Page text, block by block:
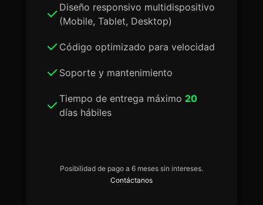
Diseño responsivo multidispositivo
(Mobile, Tablet, Desktop)
Código optimizado para velocidad
Soporte y mantenimiento
Tiempo de entrega máximo 20
días hábiles
Posibilidad de pago a 6 meses sin intereses.
Contáctanos